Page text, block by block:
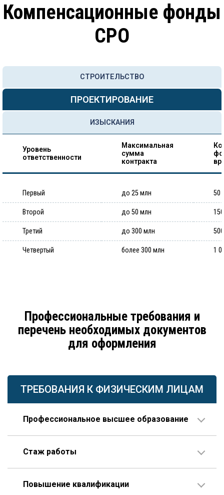
Компенсационные фонды
СРО
СТРОИТЕЛЬСТВО
ПРОЕКТИРОВАНИЕ
ИЗЫСКАНИЯ
Уровень
ответственности
Максимальная
сумма
контракта
Первый до 25 млн 50
Второй до 50 млн
Третий до 300 млн
Четвертый более 300 млн 1
Профессиональные требования и
перечень необходимых документов
для оформления
ТРЕБОВАНИЯ К ФИЗИЧЕСКИМ ЛИЦАМ
Профессиональное высшее образование
проектирования.
Стаж работы
или больше, 3 года из которых – на руководящей
Повышение квалификации